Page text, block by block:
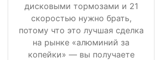
дисковыми тормозами и 21
скоростью нужно брать,
потому что это лучшая сделка
на рынке «алюминий за
копейки» — вы получаете